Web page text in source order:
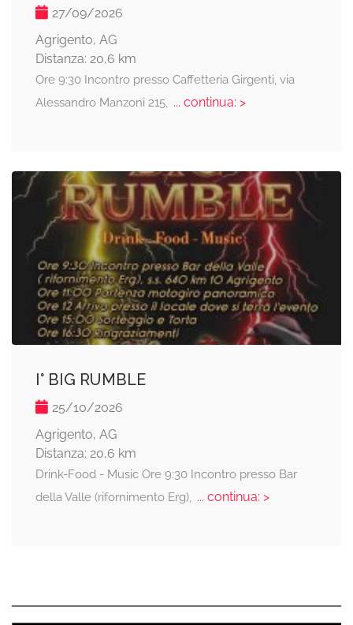
27/09/2026
Agrigento, AG
Distanza: 20,6 km
Ore 9:30 Incontro presso Caffetteria Girgenti, via
Alessandro Manzoni 215, ... continua: >
I° BIG RUMBLE
25/10/2026
Agrigento, AG
Distanza: 20,6 km
Drink-Food - Music Ore 9:30 Incontro presso Bar
della Valle (rifornimento Erg), ... continua: >